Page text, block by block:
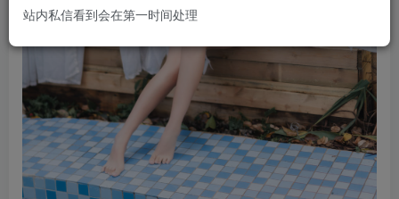
站内私信看到会在第一时间处理